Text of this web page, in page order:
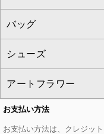
eur3
パーカー
タンクトップ・キ
スウェット・ジャ
その他のトップス
サロペット・オー
その他のパンツ
ショート・ミニ丈
その他のスカート
セットアップ
セットアップジャ
セットアップパンツ
セットアップスカー
ピーコート
ダッフルコート
チェスターコート
モッズコート
マスク
ストール・マフラ
ベルト・サスペンダ
帽子
すべてのアクセサリ
ネックレス
ピアス・イヤリング
ブレスレット・バ
バッグ
すべてのバッグ
トートバッグ
ショルダーバッグ
シューズ
すべてのシューズ
パンプス
アートフラワー
すべてのアートフ
お支払い方法
お支払い方法は、クレジッ